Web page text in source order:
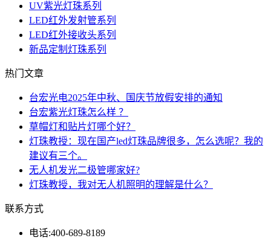
UV紫光灯珠系列
LED红外发射管系列
LED红外接收头系列
新品定制灯珠系列
热门文章
台宏光电2025年中秋、国庆节放假安排的通知
台宏紫光灯珠怎么样 ？
草帽灯和贴片灯哪个好？
灯珠教授：现在国产led灯珠品牌很多，怎么选呢？我的
建议有三个。
无人机发光二极管哪家好?
灯珠教授，我对无人机照明的理解是什么？
联系方式
电话:400-689-8189